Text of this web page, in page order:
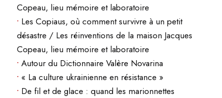
Copeau, lieu mémoire et laboratoire
• Les Copiaus, où comment survivre à un petit
désastre / Les réinventions de la maison Jacques
Copeau, lieu mémoire et laboratoire
• Autour du Dictionnaire Valère Novarina
• « La culture ukrainienne en résistance »
• De fil et de glace : quand les marionnettes